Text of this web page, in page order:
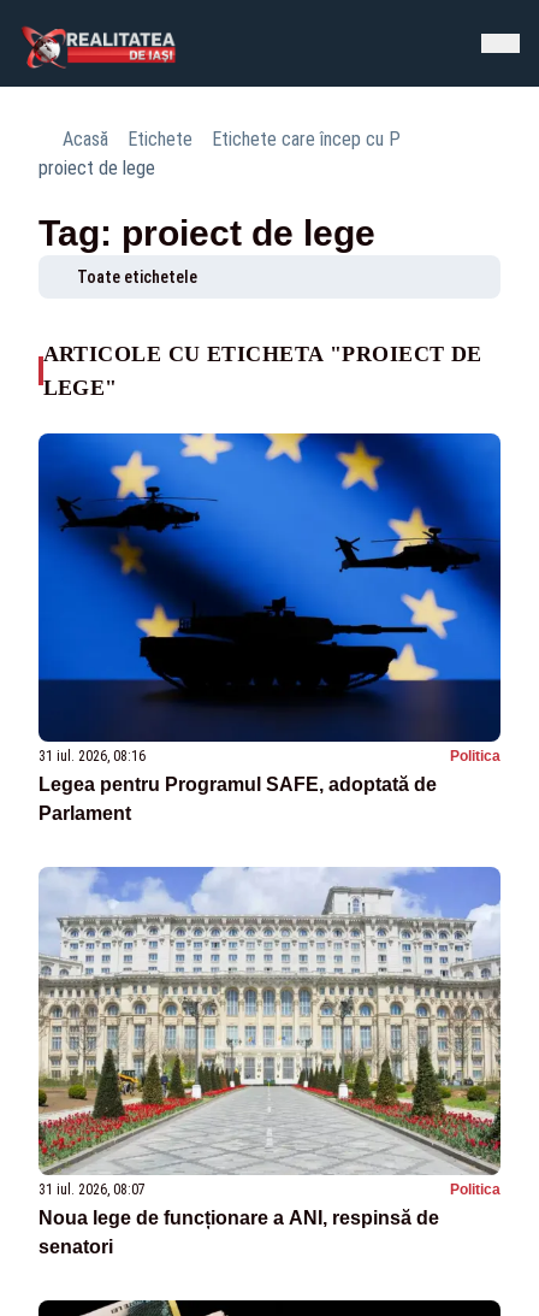
Acasă Etichete
Etichete care încep cu P
proiect de lege
Tag: proiect de lege
Toate etichetele
ARTICOLE CU ETICHETA "PROIECT DE
LEGE"
31 iul. 2026, 08:16 Politica
Legea pentru Programul SAFE, adoptată de
Parlament
31 iul. 2026, 08:07 Politica
Noua lege de funcționare a ANI, respinsă de
senatori